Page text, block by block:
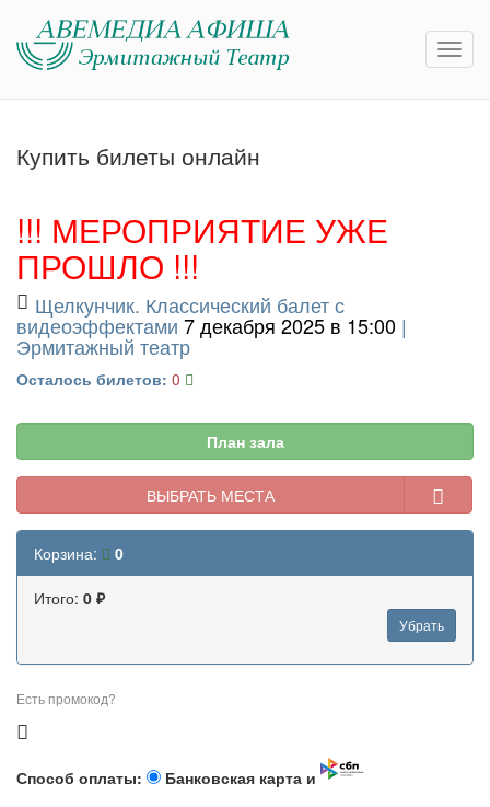
Купить билеты онлайн
!!! МЕРОПРИЯТИЕ УЖЕ
ПРОШЛО !!!
Щелкунчик. Классический балет с
видеоэффектами 7 декабря 2025 в 15:00 |
Эрмитажный театр
Осталось билетов: 0
План зала
ВЫБРАТЬ МЕСТА
Корзина: 0
Итого: 0 ₽
Убрать
Есть промокод?
Способ оплаты:
Банковская карта и